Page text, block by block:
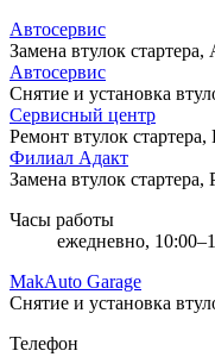
Автосервис
Замена втулок стартера,
Автосервис
Снятие и установка
Сервисный центр
Ремонт втулок стартера,
Филиал Адакт
Замена втулок
Часы работы
ежедневно,
MakAuto Garage
Снятие и установка
Телефон